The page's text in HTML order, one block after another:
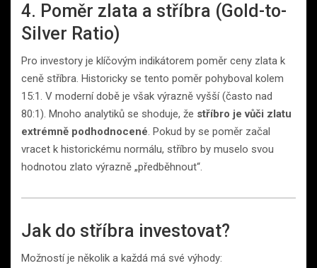
4. Poměr zlata a stříbra (Gold-to-
Silver Ratio)
Pro investory je klíčovým indikátorem poměr ceny zlata k
ceně stříbra. Historicky se tento poměr pohyboval kolem
15:1. V moderní době je však výrazně vyšší (často nad
80:1). Mnoho analytiků se shoduje, že stříbro je vůči zlatu
extrémně podhodnocené. Pokud by se poměr začal
vracet k historickému normálu, stříbro by muselo svou
hodnotou zlato výrazně „předběhnout“.
Jak do stříbra investovat?
Možností je několik a každá má své výhody: